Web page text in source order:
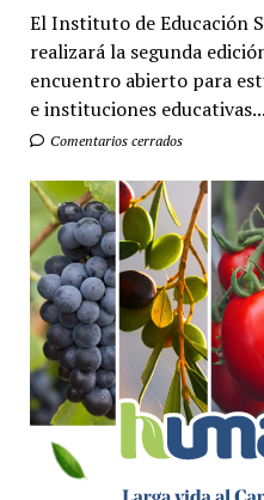
El Instituto de Educación
realizará la segunda
encuentro abierto para
e instituciones educativas...
Comentarios cerrados